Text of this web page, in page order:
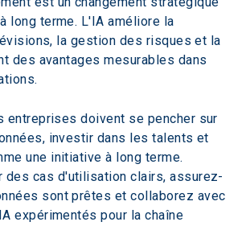
long terme. L'IA améliore la
la gestion des risques et la
des avantages mesurables dans
entreprises doivent se pencher sur
investir dans les talents et
une initiative à long terme.
des cas d'utilisation clairs, assurez-
sont prêtes et collaborez avec
expérimentés pour la chaîne